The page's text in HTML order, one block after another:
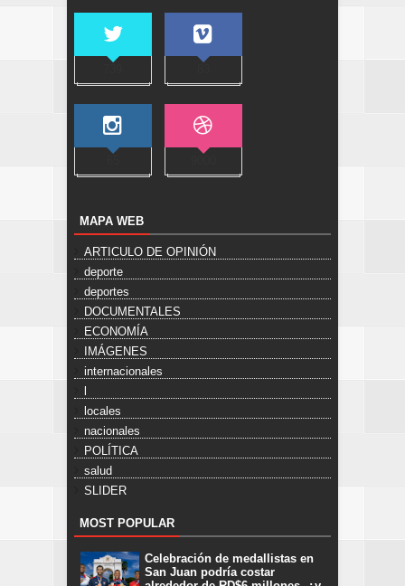
MAPA WEB
ARTICULO DE OPINIÓN
deporte
deportes
DOCUMENTALES
ECONOMÍA
IMÁGENES
internacionales
locales
nacionales
POLÍTICA
salud
SLIDER
MOST POPULAR
Celebración de medallistas en
San Juan podría costar